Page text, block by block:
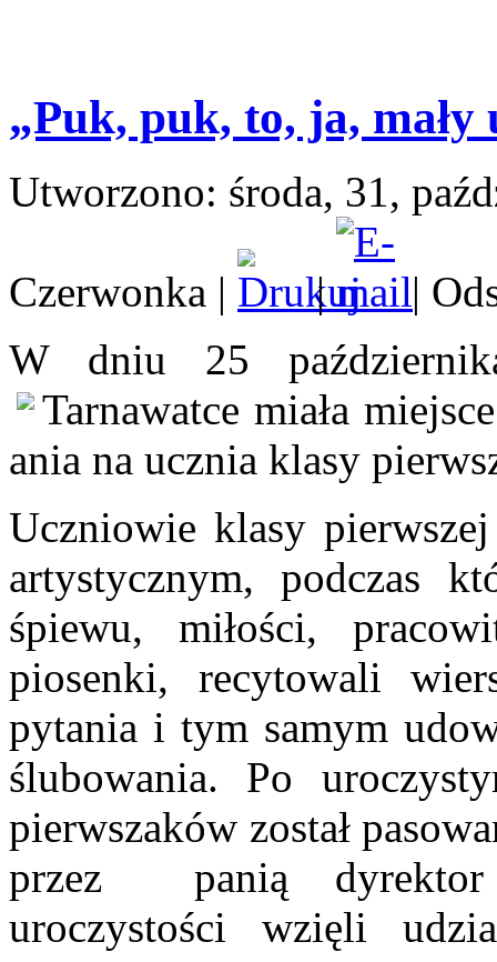
„Puk, puk, to, ja,
Utworzono: środa, 31,
Czerwonka | |
|
W dniu 25
Tarnawatce miała
ania na ucznia klasy
Uczniowie klasy
artystycznym, podczas
śpiewu, miłości,
piosenki, recytowali
pytania i tym samym
ślubowania. Po
pierwszaków został
przez panią dyrektor
uroczystości wzięli